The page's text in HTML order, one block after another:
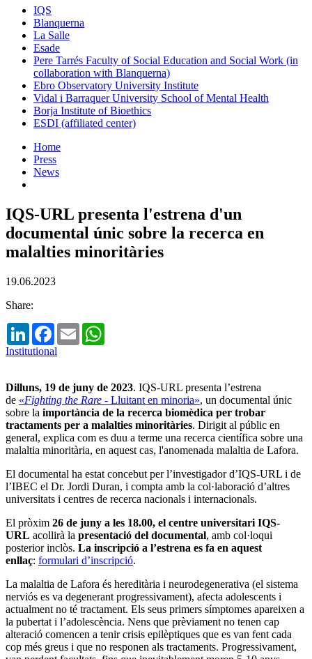
IQS
Blanquerna
La Salle
Esade
Pere Tarrés Faculty of Social Education and Social Work (in
collaboration with Blanquerna)
Ebro Observatory University Institute
Vidal i Barraquer University School of Mental Health
Borja Institute of Bioethics
ESDI (affiliated center)
Home
Press
News
IQS-URL presenta l'estrena d'un
documental únic sobre la recerca en
malalties minoritàries
19.06.2023
Share:
LinkedInFacebook
Email
Institutional
Dilluns, 19 de juny de 2023. IQS-URL presenta l’estrena
de «Fighting the Rare - Lluitant en minoria», un documental únic
sobre la importància de la recerca biomèdica per trobar
tractaments per a malalties minoritàries. Dirigit al públic en
general, explica com es duu a terme una recerca científica sobre una
malaltia minoritària, en aquest cas, l'anomenada malaltia de Lafora.
El documental ha estat concebut per l’investigador d’IQS-URL i de
l’IBEC el Dr. Jordi Duran, i compta amb la col·laboració d’altres
universitats i centres de recerca nacionals i internacionals.
El pròxim 26 de juny a les 18.00, el centre universitari IQS-
URL acollirà la presentació del documental, amb col·loqui
posterior inclòs. La inscripció a l’estrena es fa en aquest
enllaç: formulari d’inscripció.
La malaltia de Lafora és hereditària i neurodegenerativa (el sistema
nerviós es va degenerant progressivament), afecta adolescents i
actualment no té tractament. Els seus primers símptomes apareixen a
la pubertat i l’adolescència. Nens que prèviament no tenen cap
alteració comencen a tenir crisis epilèptiques que es van fent cada
cop més greus i que no responen als tractaments. Progressivament,